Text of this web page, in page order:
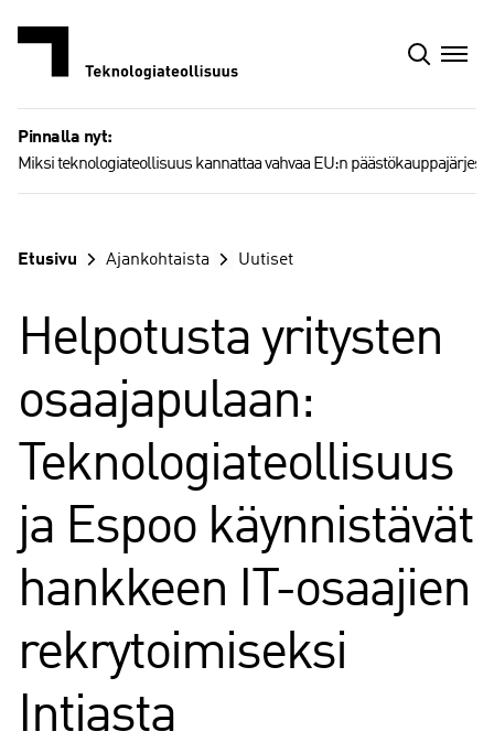
Pinnalla nyt:
Miksi teknologiateollisuus kannattaa vahvaa EU:n
Etusivu Ajankohtaista Uutiset
Helpotusta yritysten
osaajapulaan:
Teknologiateollisuus
ja Espoo käynnistävät
hankkeen IT-osaajien
rekrytoimiseksi
Intiasta